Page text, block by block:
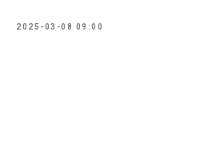
2025-03-08 09:00